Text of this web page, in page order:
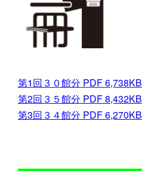
第1回３０館分 PDF 6,738KB
第2回３５館分 PDF 8,432KB
第3回３４館分 PDF 6,270KB